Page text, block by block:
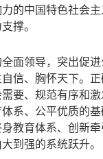
的中国特色社会
撑。
面领导，突出促
信、胸怀天下。
要、规范有序和
系、公平优质的
教育体系、创新
到强的系统跃升。